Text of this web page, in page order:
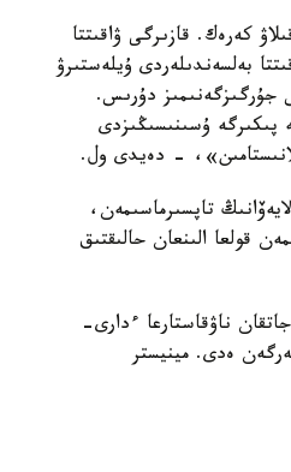
كەرەك. قازىرگى ۋاقىتتا
بەلسەندىلەردى ۇيلەستىرۋ
جۇرگىزگەنىمىز دۇرىس.
پىكىرگە ۇسىنىسىڭىزدى
تاپسىرماسىمەن،
قولعا الىنعان حالىقتىق
ناۋقاستارعا ءدارى-
ەدى. مينيستر